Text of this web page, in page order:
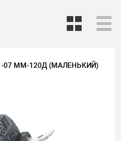
07 ММ-120Д (МАЛЕНЬКИЙ)